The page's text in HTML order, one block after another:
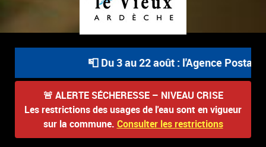
📮 Du 3 au 22 août : l'Agence
🚨 ALERTE SÉCHERESSE – NIVEAU CRISE
Les restrictions des usages de l'eau sont en vigueur
sur la commune. Consulter les restrictions